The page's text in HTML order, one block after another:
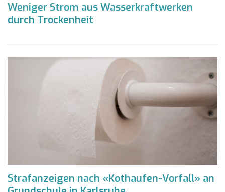
Weniger Strom aus Wasserkraftwerken
durch Trockenheit
Strafanzeigen nach «Kothaufen-Vorfall» an